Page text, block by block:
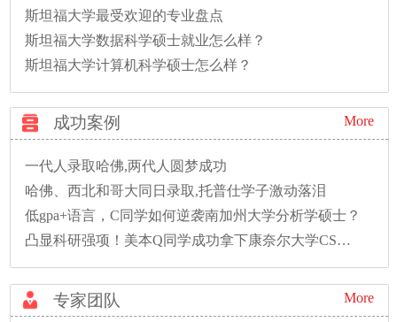
斯坦福大学最受欢迎的专业盘点
斯坦福大学数据科学硕士就业怎么样？
斯坦福大学计算机科学硕士怎么样？
成功案例 More
一代人录取哈佛,两代人圆梦成功
哈佛、西北和哥大同日录取,托普仕学子激动落泪
低gpa+语言，C同学如何逆袭南加州大学分析学硕士？
凸显科研强项！美本Q同学成功拿下康奈尔大学CS硕士录取！
专家团队 More